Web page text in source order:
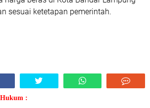
sesuai ketetapan pemerintah.
: